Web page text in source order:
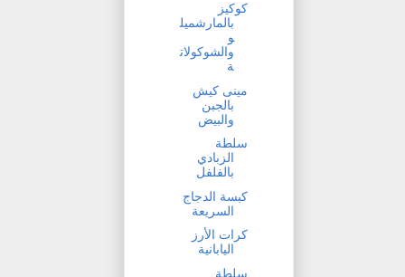
كوكيز
بالمارشميل
و
والشوكولات
ة
مينى كيش
بالجبن
والبيض
سلطة
الزبادي
بالفلفل
كبسة الدجاج
السريعة
كرات الأرز
اليابانية
سلطة